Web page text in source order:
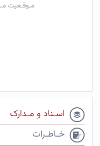
مـوقـعیت
اسـناد و مـدارک
خـاطـرات